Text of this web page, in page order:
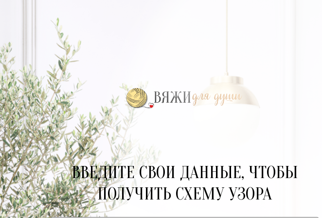
ВВЕДИТЕ СВОИ ДАННЫЕ, ЧТОБЫ
ПОЛУЧИТЬ СХЕМУ УЗОРА